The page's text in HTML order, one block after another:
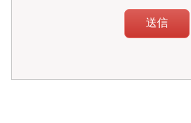
会員は氏名・住所・連絡先などの
変更があった場合には、速やかに